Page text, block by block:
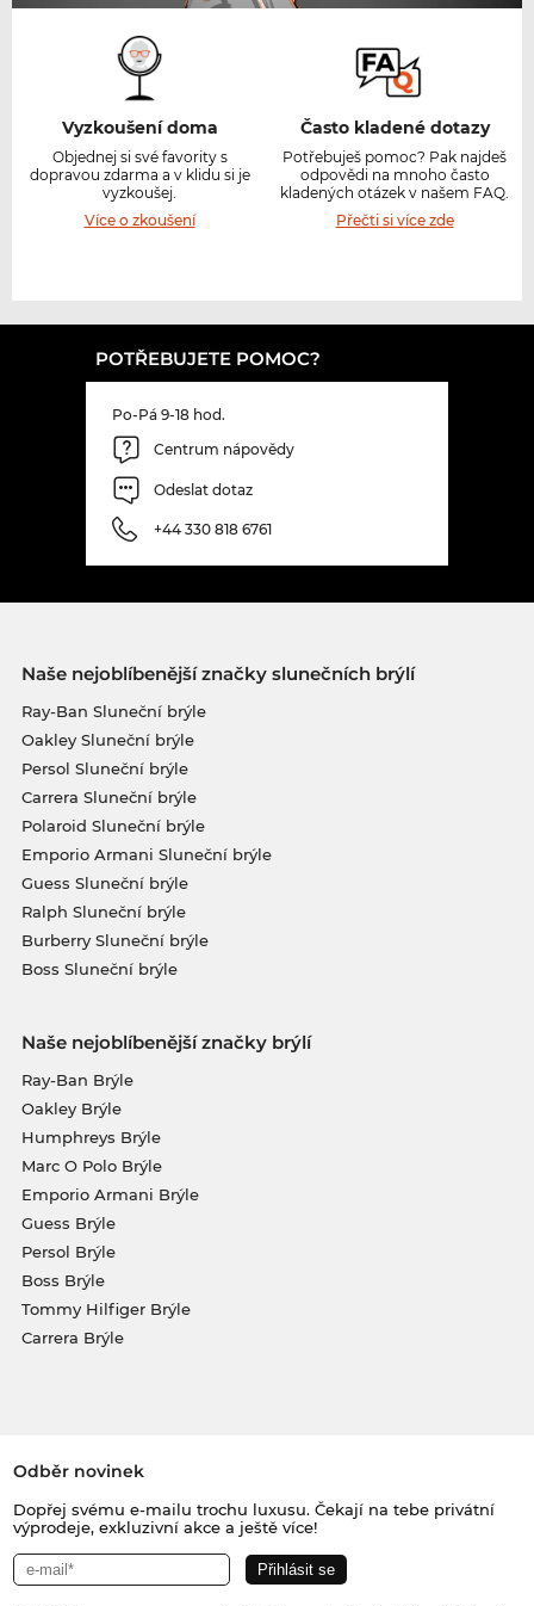
Vyzkoušení doma
Objednej si své favority s
dopravou zdarma a v klidu si je
vyzkoušej.
Více o zkoušení
Často kladené dotazy
Potřebuješ pomoc? Pak najdeš
odpovědi na mnoho často
kladených otázek v našem FAQ.
Přečti si více zde
POTŘEBUJETE POMOC?
Po-Pá 9-18 hod.
Centrum nápovědy
Odeslat dotaz
+44 330 818 6761
Naše nejoblíbenější značky slunečních brýlí
Ray-Ban Sluneční brýle
Oakley Sluneční brýle
Persol Sluneční brýle
Carrera Sluneční brýle
Polaroid Sluneční brýle
Emporio Armani Sluneční brýle
Guess Sluneční brýle
Ralph Sluneční brýle
Burberry Sluneční brýle
Boss Sluneční brýle
Naše nejoblíbenější značky brýlí
Ray-Ban Brýle
Oakley Brýle
Humphreys Brýle
Marc O Polo Brýle
Emporio Armani Brýle
Guess Brýle
Persol Brýle
Boss Brýle
Tommy Hilfiger Brýle
Carrera Brýle
Odběr novinek
Dopřej svému e-mailu trochu luxusu. Čekají na tebe privátní
výprodeje, exkluzivní akce a ještě více!